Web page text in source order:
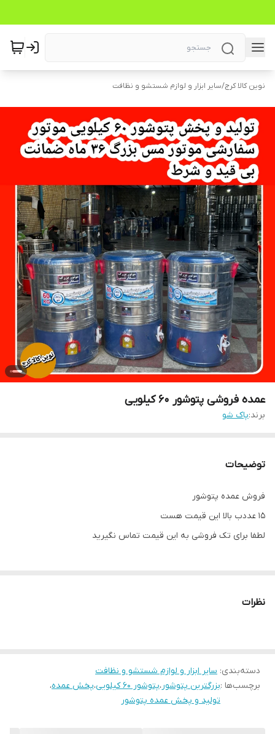
نوین کالا کرج/سایر ابزار و لوازم شستشو و نظافت
عمده فروشی پتوشور ۶۰ کیلویی
برند:پاک شو
توضیحات
فروش عمده پتوشور
۱۵ عددب بالا این قیمت هست
لطفا برای تک فروشی به این قیمت تماس نگیرید
نظرات
دسته‌بندی: سایر ابزار و لوازم شستشو و نظافت
برچسب‌ها :بزرگترین پتوشور،پتوشور ۶۰ کیلویی ،پخش عمده،
تولید و پخش عمده پتوشور